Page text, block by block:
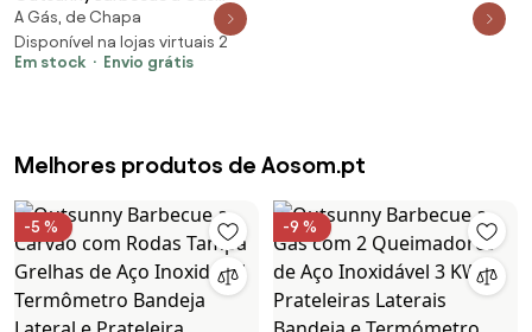
Portátil 2 em 1 Barbecue a Gás
Propano 20.000 BTU de Mesa
ou de Pé 61x47x88 cm Preto |
A Gás, de Chapa
Disponível na lojas virtuais 2
Em stock
Envio grátis
Melhores produtos de Aosom.pt
-5 % -9 %